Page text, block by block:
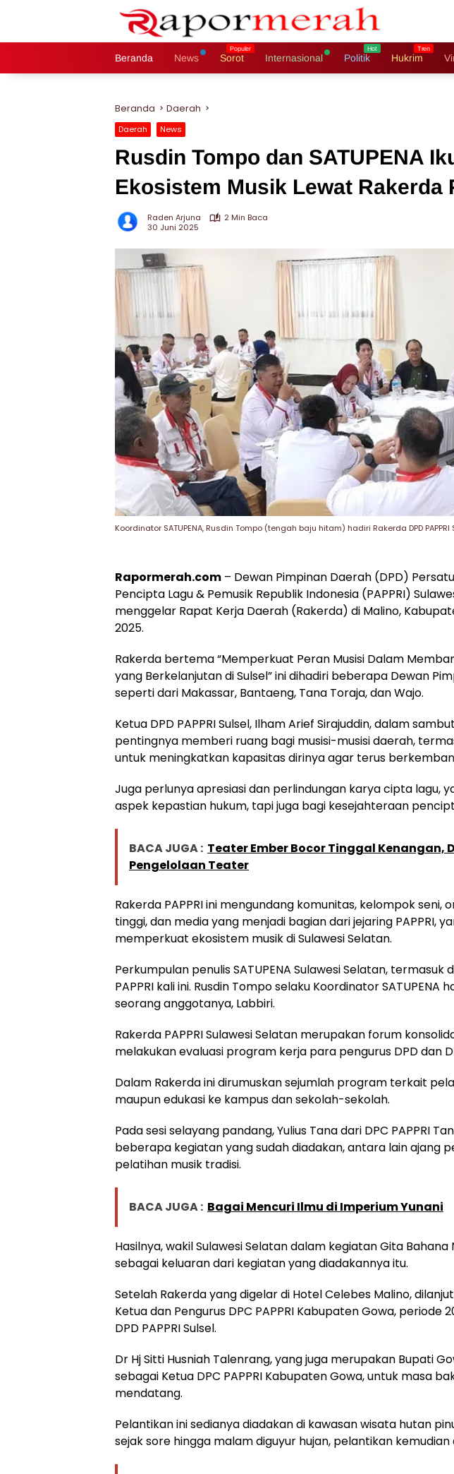
Beranda News Sorot Internasional Politik Hukrim
Beranda Daerah
Daerah News
Rusdin Tompo dan SATUPENA
Ekosistem Musik Lewat Rakerda
Raden Arjuna
2 Min Baca
30 Juni 2025
Koordinator SATUPENA, Rusdin Tompo (tengah baju hitam) hadiri Rakerda DPD
Rapormerah.com – Dewan Pimpinan Daerah (DPD)
Pencipta Lagu & Pemusik Republik Indonesia (PAPPRI)
menggelar Rapat Kerja Daerah (Rakerda) di Malino,
2025.
Rakerda bertema “Memperkuat Peran Musisi Dalam
yang Berkelanjutan di Sulsel” ini dihadiri beberapa Dewan
seperti dari Makassar, Bantaeng, Tana Toraja, dan Wajo.
Ketua DPD PAPPRI Sulsel, Ilham Arief Sirajuddin, dalam
pentingnya memberi ruang bagi musisi-musisi daerah,
untuk meningkatkan kapasitas dirinya agar terus
Juga perlunya apresiasi dan perlindungan karya cipta lagu,
aspek kepastian hukum, tapi juga bagi kesejahteraan
BACA JUGA : Teater Ember Bocor Tinggal Kenangan,
Pengelolaan Teater
Rakerda PAPPRI ini mengundang komunitas, kelompok seni,
tinggi, dan media yang menjadi bagian dari jejaring PAPPRI,
memperkuat ekosistem musik di Sulawesi Selatan.
Perkumpulan penulis SATUPENA Sulawesi Selatan, termasuk
PAPPRI kali ini. Rusdin Tompo selaku Koordinator SATUPENA
seorang anggotanya, Labbiri.
Rakerda PAPPRI Sulawesi Selatan merupakan forum
melakukan evaluasi program kerja para pengurus DPD dan
Dalam Rakerda ini dirumuskan sejumlah program terkait
maupun edukasi ke kampus dan sekolah-sekolah.
Pada sesi selayang pandang, Yulius Tana dari DPC PAPPRI
beberapa kegiatan yang sudah diadakan, antara lain ajang
pelatihan musik tradisi.
BACA JUGA : Bagai Mencuri Ilmu di Imperium Yunani
Hasilnya, wakil Sulawesi Selatan dalam kegiatan Gita Bahana
sebagai keluaran dari kegiatan yang diadakannya itu.
Setelah Rakerda yang digelar di Hotel Celebes Malino,
Ketua dan Pengurus DPC PAPPRI Kabupaten Gowa, periode
DPD PAPPRI Sulsel.
Dr Hj Sitti Husniah Talenrang, yang juga merupakan Bupati
sebagai Ketua DPC PAPPRI Kabupaten Gowa, untuk masa
mendatang.
Pelantikan ini sedianya diadakan di kawasan wisata hutan
sejak sore hingga malam diguyur hujan, pelantikan kemudian